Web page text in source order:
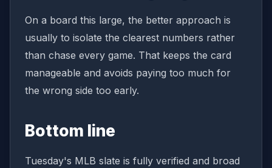
On a board this large, the better approach is
usually to isolate the clearest numbers rather
than chase every game. That keeps the card
manageable and avoids paying too much for
the wrong side too early.
Bottom line
Tuesday's MLB slate is fully verified and broad